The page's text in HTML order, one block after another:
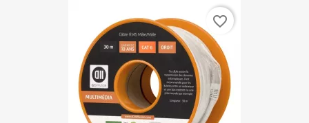
favorite_border